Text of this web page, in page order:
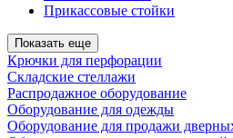
Прикассовые стойки
Показать еще
Крючки для перфорации
Складские стеллажи
Распродажное оборудование
Оборудование для одежды
Оборудование для продажи